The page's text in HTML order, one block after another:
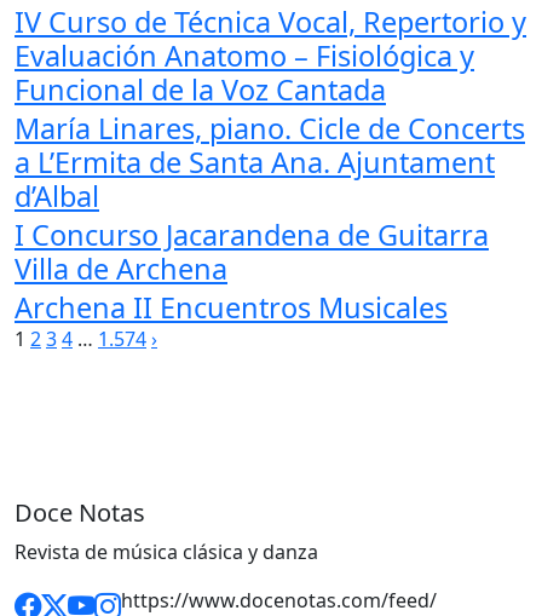
IV Curso de Técnica Vocal, Repertorio y
Evaluación Anatomo – Fisiológica y
Funcional de la Voz Cantada
María Linares, piano. Cicle de Concerts
a L’Ermita de Santa Ana. Ajuntament
d’Albal
I Concurso Jacarandena de Guitarra
Villa de Archena
Archena II Encuentros Musicales
Paginación
1 234 … 1.574›
Doce Notas
Revista de música clásica y danza
https://www.docenotas.com/feed/